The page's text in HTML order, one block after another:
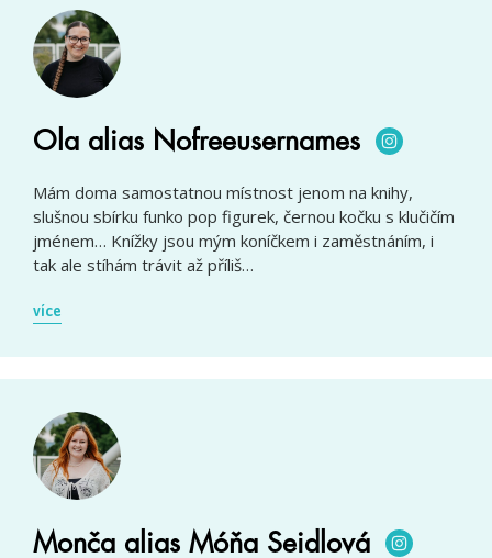
Ola alias Nofreeusernames
Mám doma samostatnou místnost jenom na knihy,
slušnou sbírku funko pop figurek, černou kočku s klučičím
jménem… Knížky jsou mým koníčkem i zaměstnáním, i
tak ale stíhám trávit až příliš…
více
Monča alias Móňa Seidlová